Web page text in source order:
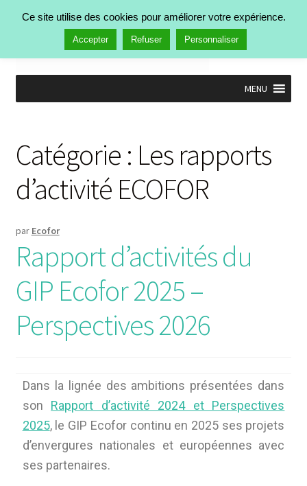
MENU
Manifestations
Publications
Actualités
Contact
Catégorie : Les rapports
d’activité ECOFOR
par Ecofor
Rapport d’activités du
GIP Ecofor 2025 –
Perspectives 2026
Dans la lignée des ambitions présentées dans
son Rapport d’activité 2024 et Perspectives
2025, le GIP Ecofor continu en 2025 ses projets
d’envergures nationales et européennes avec
ses partenaires.
Ce site utilise des cookies pour améliorer votre expérience.
Accepter Refuser Personnaliser